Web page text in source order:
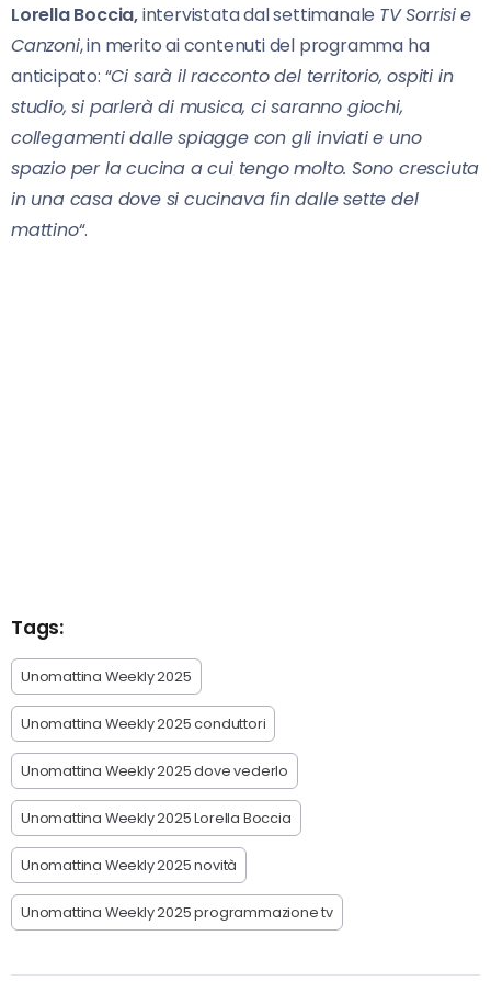
Lorella Boccia,intervistata dal settimanale TV Sorrisie
Canzoni, in merito ai contenuti del programma ha
anticipato: “Ci sarà il racconto del territorio, ospiti in
studio, si parlerà di musica, ci saranno giochi,
collegamenti dalle spiagge con gli inviati e uno
spazio per la cucina a cui tengo molto. Sono cresciuta
in una casa dove si cucinava fin dalle sette del
mattino“.
Tags:
Unomattina Weekly 2025
Unomattina Weekly 2025 conduttori
Unomattina Weekly 2025 dove vederlo
Unomattina Weekly 2025 Lorella Boccia
Unomattina Weekly 2025 novità
Unomattina Weekly 2025 programmazione tv